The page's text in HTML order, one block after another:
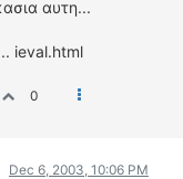
αυτη...
ieval.html
0
Dec 6, 2003, 10:06 PM